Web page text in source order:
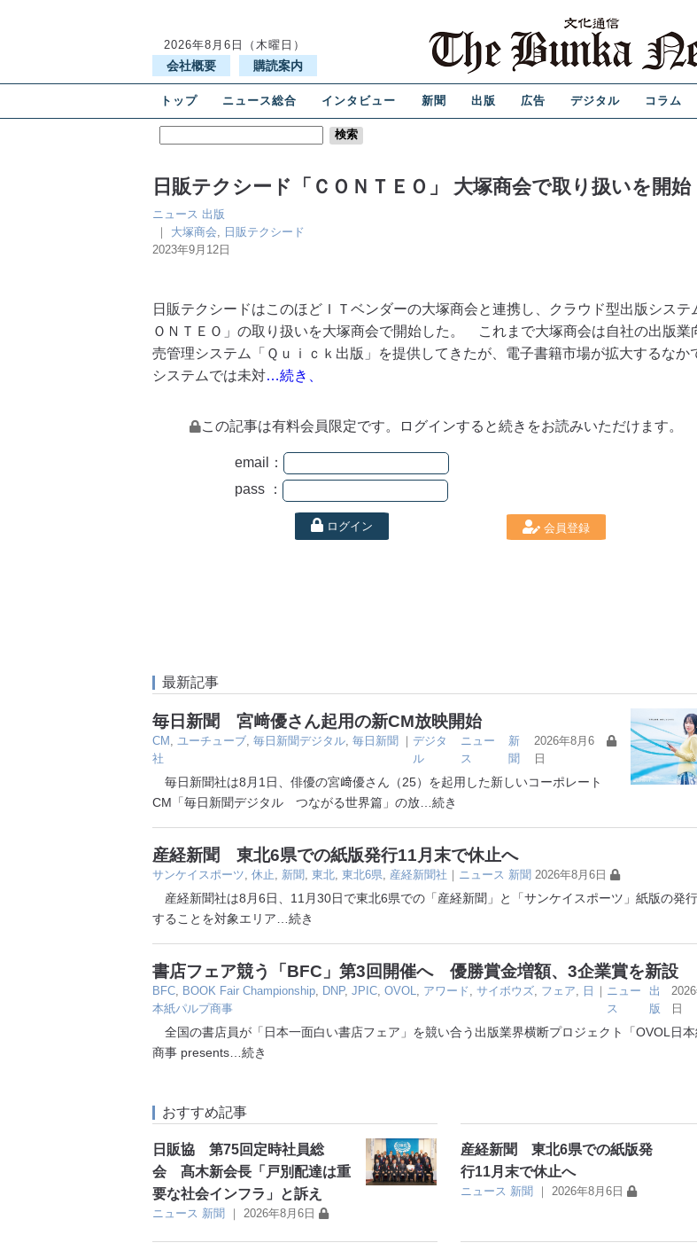
2026年8月6日（木曜日）
会社概要 購読案内
トップ ニュース総合 インタビュー 新聞 出版 広告 デジタル コラム
日販テクシード「ＣＯＮＴＥＯ」 大塚商会で取り扱いを開始
ニュース 出版
｜ 大塚商会, 日販テクシード
2023年9月12日
日販テクシードはこのほどＩＴベンダーの大塚商会と連携し、クラウド型出版システ
ＯＮＴＥＯ」の取り扱いを大塚商会で開始した。 これまで大塚商会は自社の出版業
売管理システム「Ｑｕｉｃｋ出版」を提供してきたが、電子書籍市場が拡大するなか
システムでは未対…続き、
この記事は有料会員限定です。ログインすると続きをお読みいただけます。
email：
pass ：
ログイン 会員登録
最新記事
毎日新聞 宮﨑優さん起用の新CM放映開始
CM ユーチューブ 毎日新聞デジタル 毎日新聞
社
｜ デジタ
ル
ニュー
ス
新
聞
2026年8月6
日
毎日新聞社は8月1日、俳優の宮﨑優さん（25）を起用した新しいコーポレート
CM「毎日新聞デジタル つながる世界篇」の放 …続き
産経新聞 東北6県での紙版発行11月末で休止へ
サンケイスポーツ 休止 新聞 東北 東北6県 産経新聞社 ｜ ニュース 新聞 2026年8月6日
産経新聞社は8月6日、11月30日で東北6県での「産経新聞」と「サンケイスポーツ」紙版の発
することを対象エリア …続き
書店フェア競う「BFC」第3回開催へ 優勝賞金増額、3企業賞を新設
BFC BOOK Fair Championship DNP, JPIC OVOL アワード サイボウズ フェア
日
本紙パルプ商事
｜ ニュー
ス
出
版
日
全国の書店員が「日本一面白い書店フェア」を競い合う出版業界横断プロジェクト「OVOL日
商事 presents …続き
おすすめ記事
日販協 第75回定時社員総
会 髙木新会長「戸別配達は重
要な社会インフラ」と訴え
ニュース 新聞 ｜ 2026年8月6日
産経新聞 東北6県での紙版発
行11月末で休止へ
ニュース 新聞 ｜ 2026年8月6日